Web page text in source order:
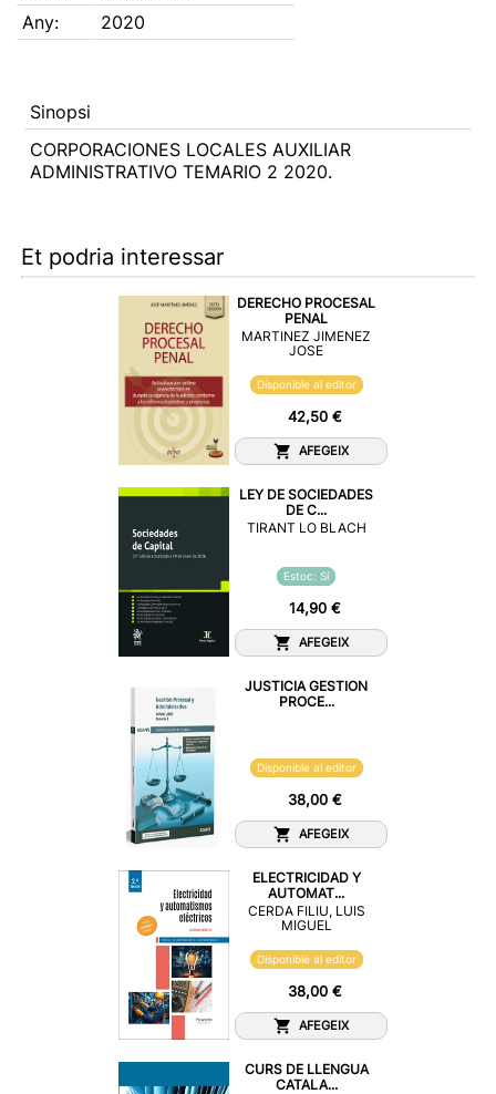
Any:
2020
Sinopsi
CORPORACIONES LOCALES AUXILIAR
ADMINISTRATIVO TEMARIO 2 2020.
Et podria interessar
DERECHO PROCESAL
PENAL
MARTINEZ JIMENEZ
JOSE
Disponible al editor
42,50 €
AFEGEIX
LEY DE SOCIEDADES
DE C...
TIRANT LO BLACH
Estoc: Sí
14,90 €
AFEGEIX
JUSTICIA GESTION
PROCE...
Disponible al editor
38,00 €
AFEGEIX
ELECTRICIDAD Y
AUTOMAT...
CERDA FILIU, LUIS
MIGUEL
Disponible al editor
38,00 €
AFEGEIX
CURS DE LLENGUA
CATALA...